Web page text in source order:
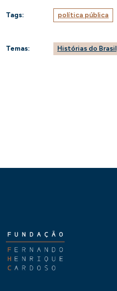
Tags: política pública
Temas: Histórias do Brasil